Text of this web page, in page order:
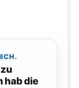
hab die